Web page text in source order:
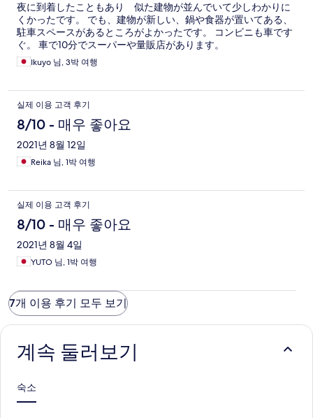
夜に到着したこともあり 似た建物が並んでいて少しわかりに
くかったです。 でも、建物が新しい、鍋や食器が置いてある、
駐車スペースがあるところがよかったです。 コンビニも車です
ぐ。 車で10分でスーパーや量販店があります。
Ikuyo 님, 3박 여행
실제 이용 고객 후기
8/10 - 매우 좋아요
2021년 8월 12일
Reika 님, 1박 여행
실제 이용 고객 후기
8/10 - 매우 좋아요
2021년 8월 4일
YUTO 님, 1박 여행
7개 이용 후기 모두 보기
계속 둘러보기
숙소